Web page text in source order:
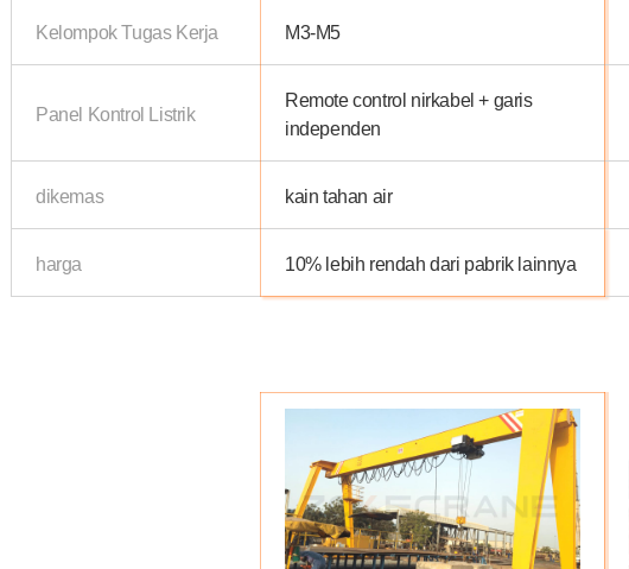
Kelompok Tugas Kerja M3-M5
Panel Kontrol Listrik
Remote control nirkabel + garis
independen
dikemas kain tahan air
harga 10% lebih rendah dari pabrik lainnya